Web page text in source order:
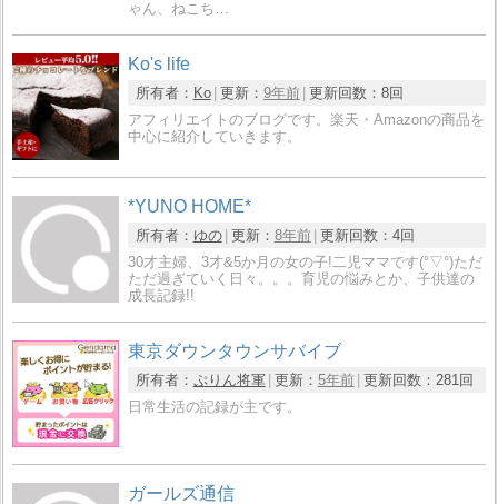
ゃん、ねこち…
Ko's life
所有者： Ko 更新： 9年前 更新回数： 8回
アフィリエイトのブログです。楽天・Amazonの商品を
中心に紹介していきます。
*YUNO HOME*
所有者： ゆの 更新： 8年前 更新回数： 4回
30才主婦、3才&5か月の女の子!二児ママです(°▽°)ただ
ただ過ぎていく日々。。。育児の悩みとか、子供達の
成長記録!!
東京ダウンタウンサバイブ
所有者： ぷりん将軍 更新： 5年前 更新回数： 281回
日常生活の記録が主です。
ガールズ通信